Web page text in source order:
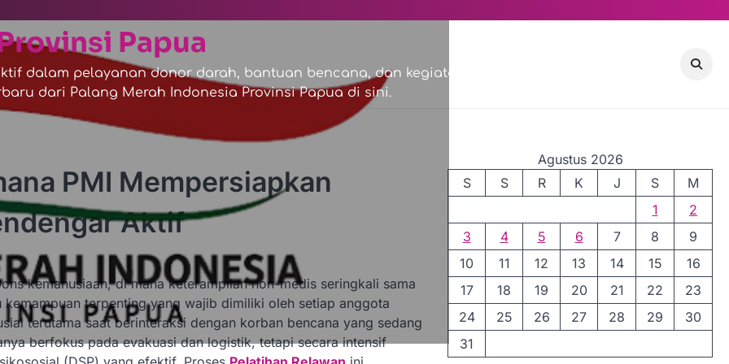
Papua
dalam pelayanan donor darah, bantuan bencana, dan kegiatan sosial di
dari Palang Merah Indonesia Provinsi Papua di sini.
PMI Mempersiapkan
Aktif
kemanusiaan, di mana keterampilan non-medis seringkali sama
terpenting yang wajib dimiliki oleh setiap anggota
terutama saat berinteraksi dengan korban bencana yang sedang
berfokus pada evakuasi dan logistik, tetapi secara intensif
Agustus 2026
S
S R K J S
M
1
2
3
4 5 6 7 8
9
10
11 12 13 14 15
16
17
18 19 20 21 22
23
24
25 26 27 28 29
30
31